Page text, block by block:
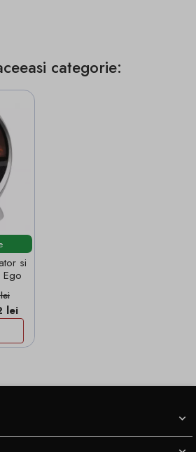
categorie:
si
lei